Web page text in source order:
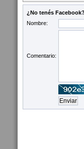
¿No tenés Facebook?
Nombre:
Comentario: